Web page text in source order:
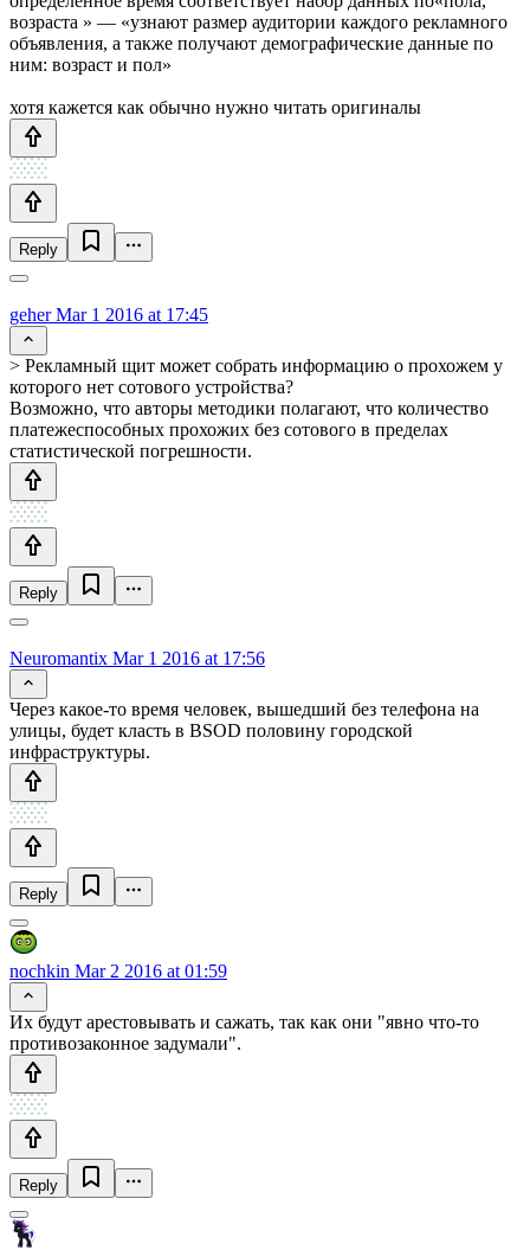
возраста » — «узнают размер аудитории каждого рекламного
объявления, а также получают демографические данные по
ним: возраст и пол»
хотя кажется как обычно нужно читать оригиналы
Reply
geherMar 1 2016 at 17:45
> Рекламный щит может собрать информацию о прохожем у
которого нет сотового устройства?
Возможно, что авторы методики полагают, что количество
платежеспособных прохожих без сотового в пределах
статистической погрешности.
Reply
Neuromantix Mar 1 2016 at 17:56
Через какое-то время человек, вышедший без телефона на
улицы, будет класть в BSOD половину городской
инфраструктуры.
Reply
nochkin Mar 2 2016 at 01:59
Их будут арестовывать и сажать, так как они "явно что-то
противозаконное задумали".
Reply